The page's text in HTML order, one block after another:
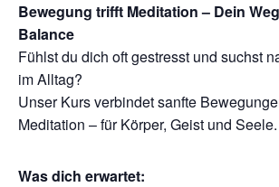
Bewegung trifft Meditation – Dein
Balance
Fühlst du dich oft gestresst und suchst
im Alltag?
Unser Kurs verbindet sanfte
Meditation – für Körper, Geist und Seele.
Was dich erwartet: